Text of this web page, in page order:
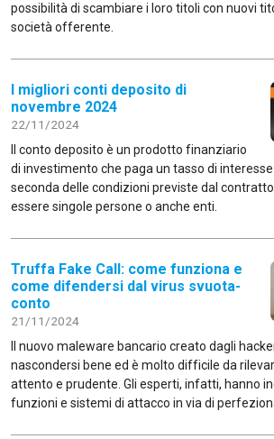
possibilità di scambiare i loro titoli con nuovi
società offerente.
I migliori conti deposito di
novembre 2024
22/11/2024
Il conto deposito è un prodotto finanziario
di investimento che paga un tasso di
seconda delle condizioni previste dal
essere singole persone o anche enti.
Truffa Fake Call: come funziona e
come difendersi dal virus svuota-
conto
21/11/2024
Il nuovo maleware bancario creato dagli
nascondersi bene ed è molto difficile da
attento e prudente. Gli esperti, infatti, hanno
funzioni e sistemi di attacco in via di